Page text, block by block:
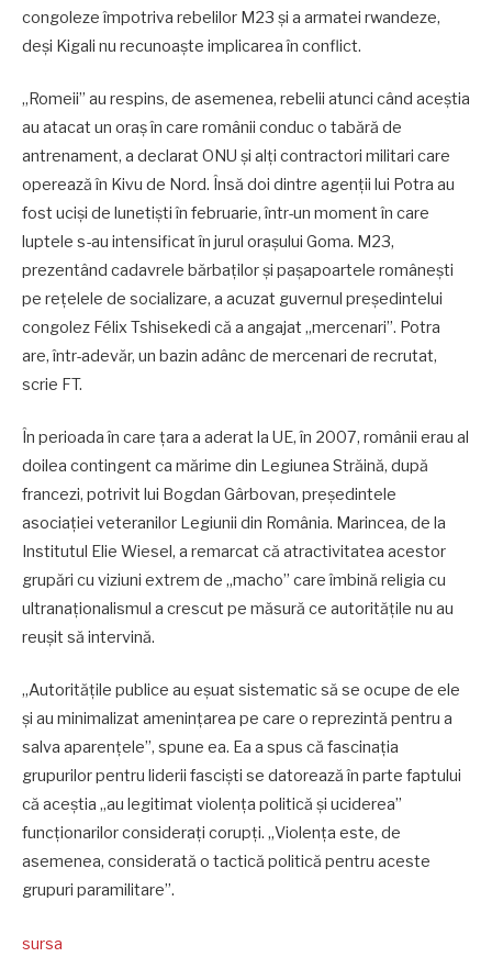
congoleze împotriva rebelilor M23 și a armatei rwandeze,
deși Kigali nu recunoaște implicarea în conflict.
„Romeii” au respins, de asemenea, rebelii atunci când aceștia
au atacat un oraș în care românii conduc o tabără de
antrenament, a declarat ONU și alți contractori militari care
operează în Kivu de Nord. Însă doi dintre agenții lui Potra au
fost uciși de lunetiști în februarie, într-un moment în care
luptele s-au intensificat în jurul orașului Goma. M23,
prezentând cadavrele bărbaților și pașapoartele românești
pe rețelele de socializare, a acuzat guvernul președintelui
congolez Félix Tshisekedi că a angajat „mercenari”. Potra
are, într-adevăr, un bazin adânc de mercenari de recrutat,
scrie FT.
În perioada în care țara a aderat la UE, în 2007, românii erau al
doilea contingent ca mărime din Legiunea Străină, după
francezi, potrivit lui Bogdan Gârbovan, președintele
asociației veteranilor Legiunii din România. Marincea, de la
Institutul Elie Wiesel, a remarcat că atractivitatea acestor
grupări cu viziuni extrem de „macho” care îmbină religia cu
ultranaționalismul a crescut pe măsură ce autoritățile nu au
reușit să intervină.
„Autoritățile publice au eșuat sistematic să se ocupe de ele
și au minimalizat amenințarea pe care o reprezintă pentru a
salva aparențele”, spune ea. Ea a spus că fascinația
grupurilor pentru liderii fasciști se datorează în parte faptului
că aceștia „au legitimat violența politică și uciderea”
funcționarilor considerați corupți. „Violența este, de
asemenea, considerată o tactică politică pentru aceste
grupuri paramilitare”.
sursa